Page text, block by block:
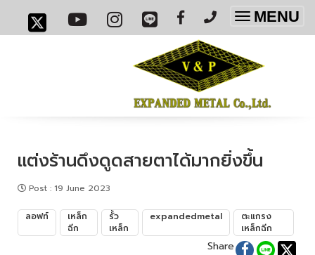
Toggle
MENU
แต่งร้านดึงดูดสายตาได้มากยิ่งขึ้น
Post : 19 June 2023
ลอฟท์
เหล็ก
ฉีก
รั้ว
เหล็ก
expandedmetal
ตะแกรง
เหล็กฉีก
Share